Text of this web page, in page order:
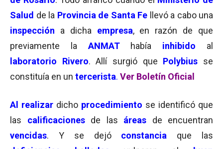
Salud de la Provincia de Santa Fe
llevó a cabo una
inspección
a dicha empresa, en razón de que
previamente la ANMAT había inhibido
al
laboratorio Rivero. Allí surgió que Polybius se
constituía en un tercerista. Ver Boletín Oficial
Al realizar dicho procedimiento se identificó que
las calificaciones de las áreas
de encuentran
vencidas. Y se dejó constancia que las